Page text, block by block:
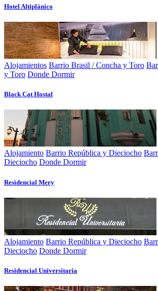
Hotel Altiplánico
Alojamientos Barrio Brasil / Concha y Toro
y Toro Donde Dormir
Black Cat Hostal
Alojamiento Barrio República y Dieciocho
Dieciocho Donde Dormir
Residencial Mery
Alojamiento Barrio República y Dieciocho
Dieciocho Donde Dormir
Residencial Universitaria